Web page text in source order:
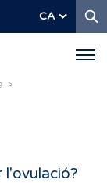
CA
l'ovulació?